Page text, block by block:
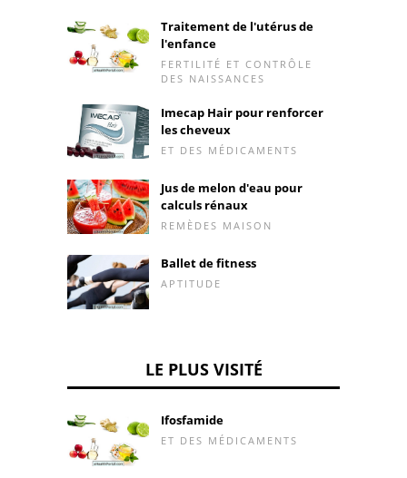
Traitement de l'utérus de
l'enfance
FERTILITÉ ET CONTRÔLE
DES NAISSANCES
Imecap Hair pour renforcer
les cheveux
ET DES MÉDICAMENTS
Jus de melon d'eau pour
calculs rénaux
REMÈDES MAISON
Ballet de fitness
APTITUDE
LE PLUS VISITÉ
Ifosfamide
ET DES MÉDICAMENTS